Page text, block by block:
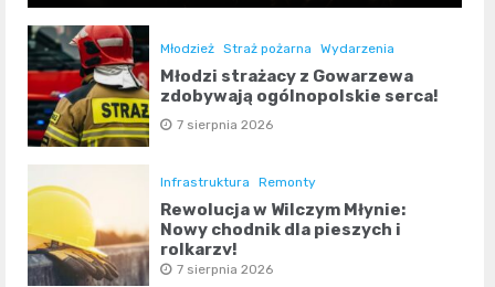
Młodzież Straż pożarna Wydarzenia
Młodzi strażacy z Gowarzewa
zdobywają ogólnopolskie serca!
7 sierpnia 2026
Infrastruktura Remonty
Rewolucja w Wilczym Młynie:
Nowy chodnik dla pieszych i
rolkarzy!
7 sierpnia 2026